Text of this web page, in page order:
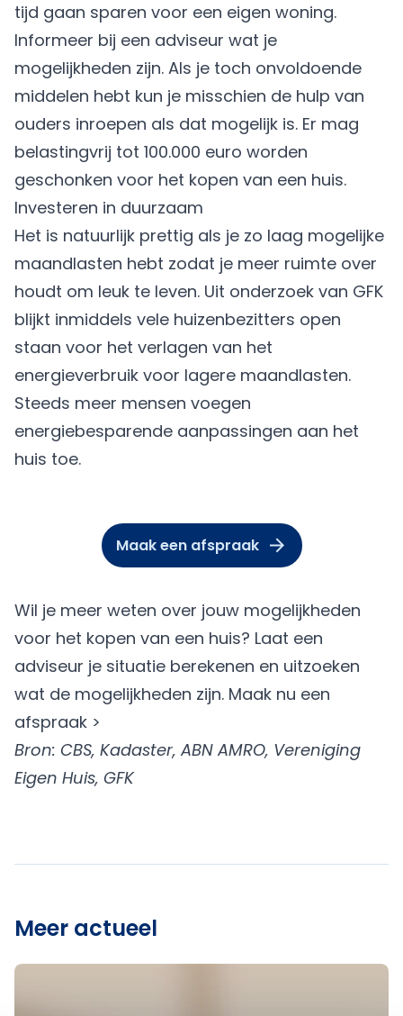
tijd gaan sparen voor een eigen woning.
Informeer bij een adviseur wat je
mogelijkheden zijn. Als je toch onvoldoende
middelen hebt kun je misschien de hulp van
ouders inroepen als dat mogelijk is. Er mag
belastingvrij tot 100.000 euro worden
geschonken voor het kopen van een huis.
Investeren in duurzaam
Het is natuurlijk prettig als je zo laag mogelijke
maandlasten hebt zodat je meer ruimte over
houdt om leuk te leven. Uit onderzoek van GFK
blijkt inmiddels vele huizenbezitters open
staan voor het verlagen van het
energieverbruik voor lagere maandlasten.
Steeds meer mensen voegen
energiebesparende aanpassingen aan het
huis toe.
Maak een afspraak
Wil je meer weten over jouw mogelijkheden
voor het kopen van een huis? Laat een
adviseur je situatie berekenen en uitzoeken
wat de mogelijkheden zijn. Maak nu een
afspraak >
Bron: CBS, Kadaster, ABN AMRO, Vereniging
Eigen Huis, GFK
Meer actueel